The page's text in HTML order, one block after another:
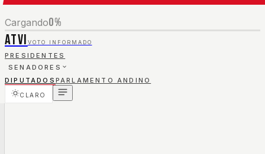
Cargando0%
ATVI VOTO INFORMADO
PRESIDENTES
SENADORES
DIPUTADOS PARLAMENTO ANDINO
CLARO